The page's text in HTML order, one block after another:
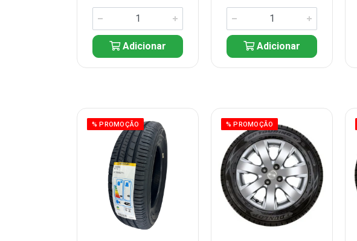
Adicionar Adicionar
% PROMOÇÃO % PROMOÇÃO